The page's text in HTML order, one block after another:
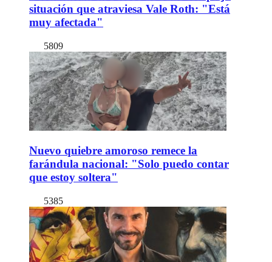
situación que atraviesa Vale Roth: "Está
muy afectada"
5809
Nuevo quiebre amoroso remece la
farándula nacional: "Solo puedo contar
que estoy soltera"
5385